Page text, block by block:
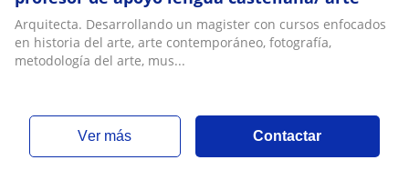
Arquitecta. Desarrollando un magister con cursos enfocados
en historia del arte, arte contemporáneo, fotografía,
metodología del arte, mus...
ver más Contactar